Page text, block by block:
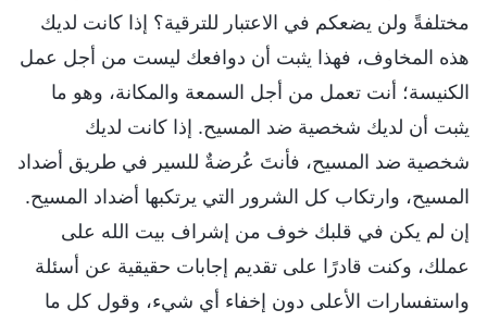
مختلفةً ولن يضعكم في الاعتبار للترقية؟ إذا كانت لديك
هذه المخاوف، فهذا يثبت أن دوافعك ليست من أجل عمل
الكنيسة؛ أنت تعمل من أجل السمعة والمكانة، وهو ما
يثبت أن لديك شخصية ضد المسيح. إذا كانت لديك
شخصية ضد المسيح، فأنتَ عُرضةٌ للسير في طريق أضداد
المسيح، وارتكاب كل الشرور التي يرتكبها أضداد المسيح.
إن لم يكن في قلبك خوف من إشراف بيت الله على
عملك، وكنت قادرًا على تقديم إجابات حقيقية عن أسئلة
واستفسارات الأعلى دون إخفاء أي شيء، وقول كل ما